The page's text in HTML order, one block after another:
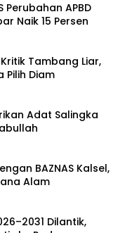
Perubahan APBD
Naik 15 Persen
Tambang Liar,
Pilih Diam
Adat Salingka
BAZNAS Kalsel,
Alam
Dilantik,